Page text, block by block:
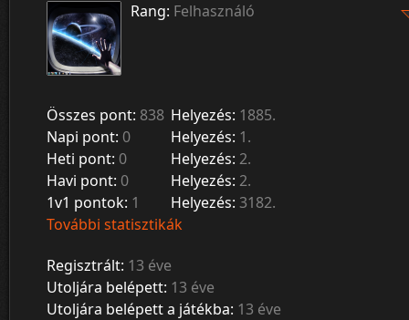
Rang: Felhasználó
Összes pont: 838 Helyezés: 1885.
Napi pont: 0 Helyezés: 1.
Heti pont: 0 Helyezés: 2.
Havi pont: 0 Helyezés: 2.
1v1 pontok: 1 Helyezés: 3182.
További statisztikák
Regisztrált: 13 éve
Utoljára belépett: 13 éve
Utoljára belépett a játékba: 13 éve